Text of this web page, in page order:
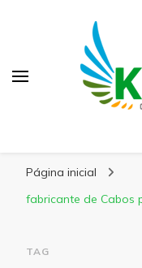
Página inicial
fabricante de Cabos
TAG